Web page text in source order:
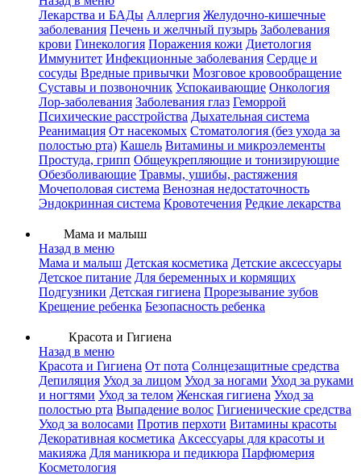
Лекарства и БАДы Аллергия Желудочно-кишечные
заболевания Печень и желчный пузырь Заболевания
крови Гинекология Поражения кожи Диетология
Иммунитет Инфекционные заболевания Сердце и
сосуды Вредные привычки Мозговое кровообращение
Суставы и позвоночник Успокаивающие Онкология
Лор-заболевания Заболевания глаз Геморрой
Психические расстройства Дыхательная система
Реанимация От насекомых Стоматология (без ухода за
полостью рта) Кашель Витамины и микроэлементы
Простуда, грипп Общеукрепляющие и тонизирующие
Обезболивающие Травмы, ушибы, растяжения
Мочеполовая система Венозная недостаточность
Эндокринная система Кровотечения Редкие лекарства
Мама и малыш
Назад в меню
Мама и малыш Детская косметика Детские аксессуары
Детское питание Для беременных и кормящих
Подгузники Детская гигиена Прорезывание зубов
Крещение ребенка Безопасность ребенка
Красота и Гигиена
Назад в меню
Красота и Гигиена От пота Солнцезащитные средства
Депиляция Уход за лицом Уход за ногами Уход за руками
и ногтями Уход за телом Женская гигиена Уход за
полостью рта Выпадение волос Гигиенические средства
Уход за волосами Против перхоти Витамины красоты
Декоративная косметика Аксессуары для красоты и
макияжа Для маникюра и педикюра Парфюмерия
Косметология